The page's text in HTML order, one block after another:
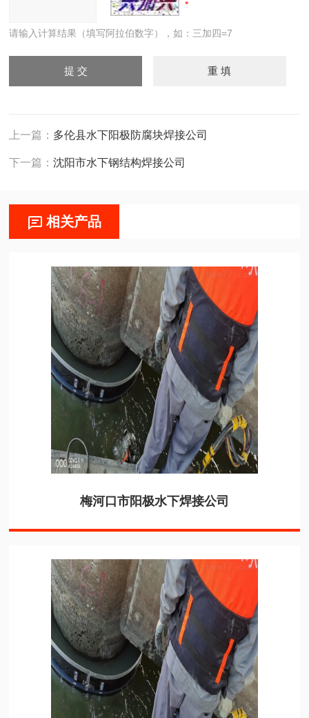
请输入计算结果（填写阿拉伯数字），如：三加四=7
上一篇： 多伦县水下阳极防腐块焊接公司
下一篇：沈阳市水下钢结构焊接公司
相关产品
梅河口市阳极水下焊接公司